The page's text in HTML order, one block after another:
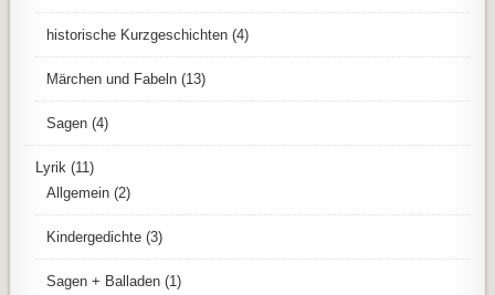
historische Kurzgeschichten (4)
Märchen und Fabeln (13)
Sagen (4)
Lyrik (11)
Allgemein (2)
Kindergedichte (3)
Sagen + Balladen (1)